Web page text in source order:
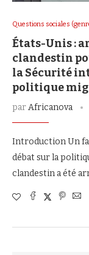
Questions sociales
États-Unis :
clandestin
la Sécurité
politique
parAfricanova
Introduction Un
débat sur la
clandestin a été